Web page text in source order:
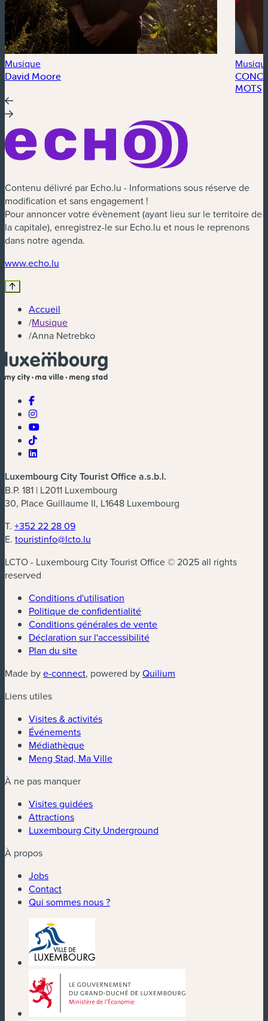
Musique
David Moore
MOTS
Contenu délivré par Echo.lu - Informations sous réserve de
modification et sans engagement !
Pour annoncer votre évènement (ayant lieu sur le territoire de
la capitale), enregistrez-le sur Echo.lu et nous le reprenons
dans notre agenda.
www.echo.lu
Accueil
/Musique
/Anna Netrebko
Luxembourg City Tourist Office a.s.b.l.
B.P. 181 | L2011 Luxembourg
30, Place Guillaume II, L1648 Luxembourg
T. +352 22 28 09
E. touristinfo@lcto.lu
LCTO - Luxembourg City Tourist Office © 2025 all rights
reserved
Conditions d'utilisation
Politique de confidentialité
Conditions générales de vente
Déclaration sur l'accessibilité
Plan du site
Made bye-connect(nouvelle fenêtre)
, powered byQuilium
Liens utiles
Visites & activités
Événements
Médiathèque
Meng Stad, Ma Ville
À ne pas manquer
Visites guidées
Attractions
Luxembourg City Underground
À propos
Jobs
Contact
Qui sommes nous ?